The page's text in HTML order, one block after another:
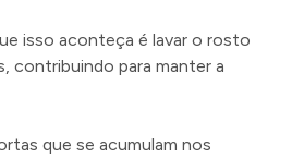
isso aconteça é lavar o rosto
contribuindo para manter a
que se acumulam nos